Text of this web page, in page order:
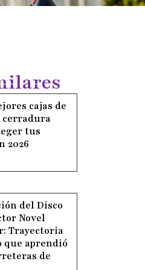
cajas de
cerradura
tus
2026
del Disco
Novel
Trayectoria
que aprendió
de